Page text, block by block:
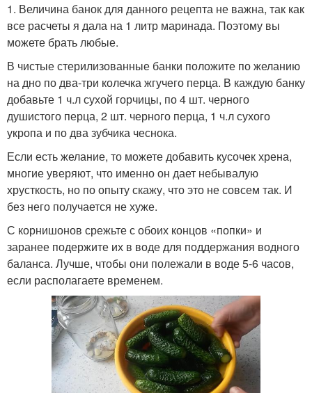
1. Величина банок для данного рецепта не важна, так как
все расчеты я дала на 1 литр маринада. Поэтому вы
можете брать любые.
В чистые стерилизованные банки положите по желанию
на дно по два-три колечка жгучего перца. В каждую банку
добавьте 1 ч.л сухой горчицы, по 4 шт. черного
душистого перца, 2 шт. черного перца, 1 ч.л сухого
укропа и по два зубчика чеснока.
Если есть желание, то можете добавить кусочек хрена,
многие уверяют, что именно он дает небывалую
хрусткость, но по опыту скажу, что это не совсем так. И
без него получается не хуже.
С корнишонов срежьте с обоих концов «попки» и
заранее подержите их в воде для поддержания водного
баланса. Лучше, чтобы они полежали в воде 5-6 часов,
если располагаете временем.